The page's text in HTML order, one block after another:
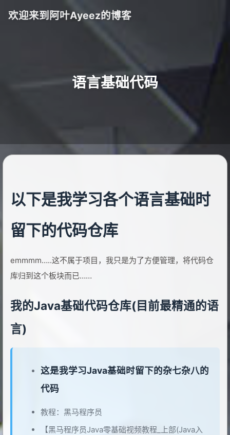
欢迎来到阿叶Ayeez的博客
语言基础代码
以下是我学习各个语言基础时
留下的代码仓库
emmmm…..这不属于项目，我只是为了方便管理，将代码仓
库归到这个板块而已……
我的Java基础代码仓库(目前最精通的语
言)
这是我学习Java基础时留下的杂七杂八的
代码
教程：黑马程序员
【黑马程序员Java零基础视频教程_上部(Java入